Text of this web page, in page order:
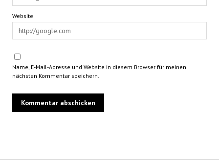
Website
Name, E-Mail-Adresse und Website in diesem Browser für meinen
nächsten Kommentar speichern.